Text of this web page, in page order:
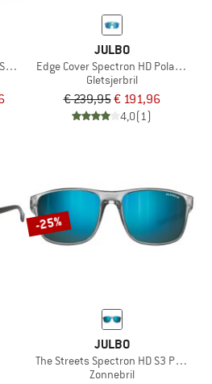
(VLT 12%)
JULBO
Edge Cover Spectron HD Polarized
Gletsjerbril
€ 239,95€ 191,96
4,0(1)
-25%
JULBO
The Streets Spectron HD S3 Polarized
Zonnebril